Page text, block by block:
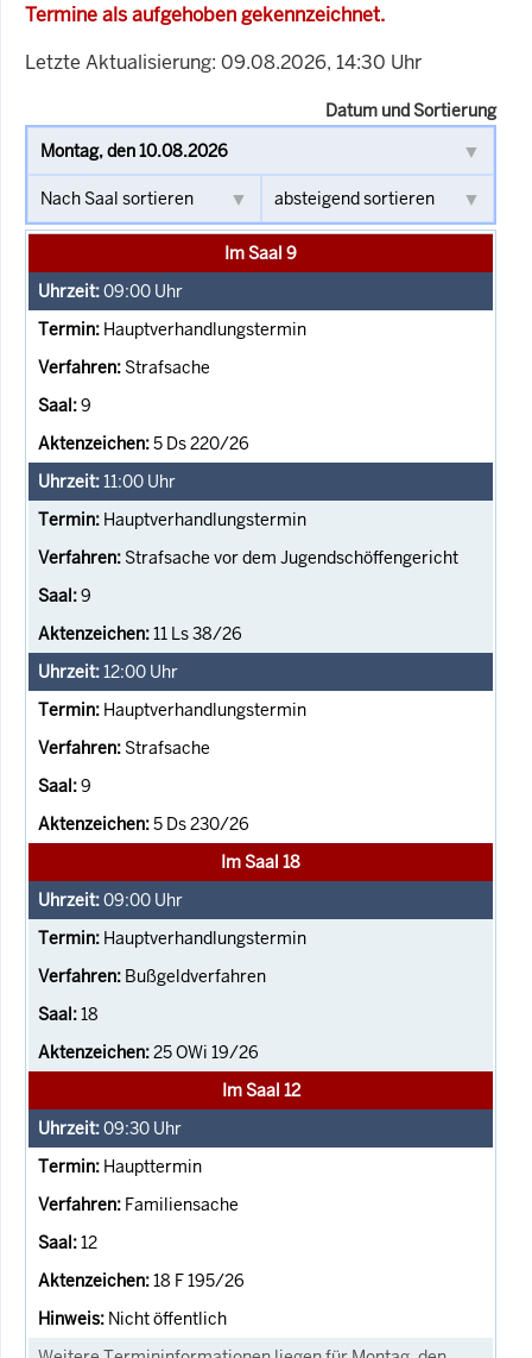
Termine als aufgehoben gekennzeichnet.
Letzte Aktualisierung: 09.08.2026, 14:30 Uhr
Datum und Sortierung
Im Saal 9
09:00 Uhr
Hauptverhandlungstermin
Strafsache
9
5 Ds 220/26
11:00 Uhr
Hauptverhandlungstermin
Strafsache vor dem Jugendschöffengericht
9
11 Ls 38/26
12:00 Uhr
Hauptverhandlungstermin
Strafsache
9
5 Ds 230/26
Im Saal 18
09:00 Uhr
Hauptverhandlungstermin
Bußgeldverfahren
18
25 OWi 19/26
Im Saal 12
09:30 Uhr
Haupttermin
Familiensache
12
18 F 195/26
Nicht öffentlich